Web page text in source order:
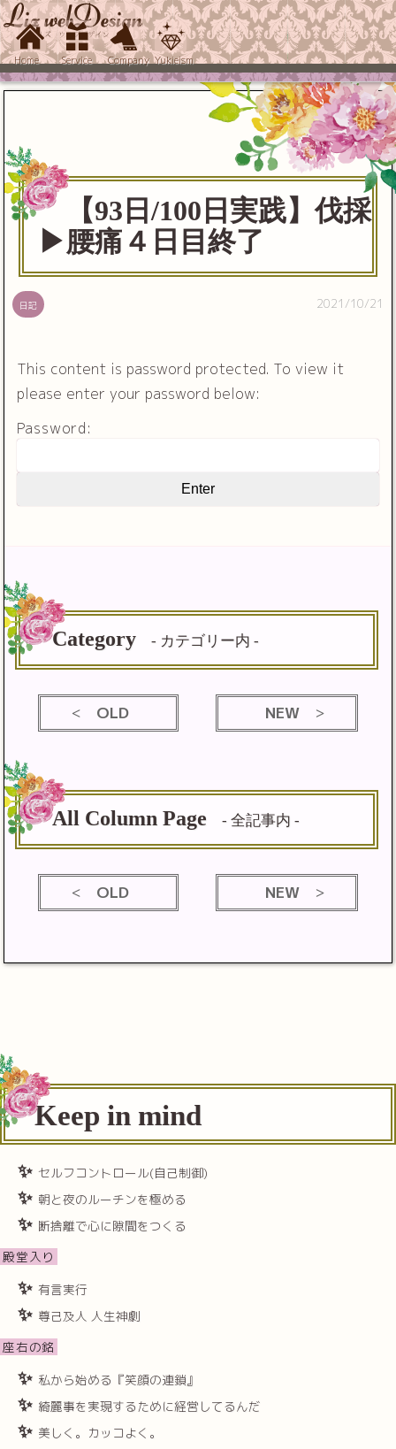
Home Service Company Yukieism
【93日/100日実践】伐採
▶︎腰痛４日目終了
日記 2021/10/21
This content is password protected. To view it
please enter your password below:
Password:
Category - カテゴリー内 -
OLD NEW
All Column Page - 全記事内 -
OLD NEW
Keep in mind
セルフコントロール(自己制御)
朝と夜のルーチンを極める
断捨離で心に隙間をつくる
殿堂入り
有言実行
尊己及人 人生神劇
座右の銘
私から始める『笑顔の連鎖』
綺麗事を実現するために経営してるんだ
美しく。カッコよく。